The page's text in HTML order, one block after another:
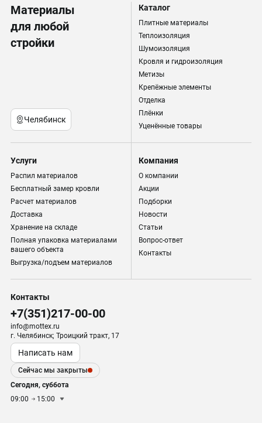
Материалы
для любой
стройки
Челябинск
Каталог
Плитные материалы
Теплоизоляция
Шумоизоляция
Кровля и гидроизоляция
Метизы
Крепёжные элементы
Отделка
Плёнки
Уценённые товары
Услуги
Распил материалов
Бесплатный замер кровли
Расчет материалов
Доставка
Хранение на складе
Полная упаковка материалами
вашего объекта
Выгрузка/подъем материалов
Компания
О компании
Акции
Подборки
Новости
Статьи
Вопрос-ответ
Контакты
Контакты
+7(351)217-00-00
info@mottex.ru
г. Челябинск; Троицкий тракт, 17
Написать нам
Сейчас мы закрыты
Сегодня, суббота
09:00
15:00